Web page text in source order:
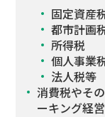
固定資産
都市計画
所得税
個人事業
法人税等
消費税やそ
ーキング経